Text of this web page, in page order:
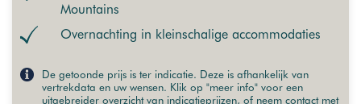
Mountains
Overnachting in kleinschalige accommodaties
De getoonde prijs is ter indicatie. Deze is afhankelijk van
vertrekdata en uw wensen. Klik op "meer info" voor een
uitgebreider overzicht van indicatieprijzen, of neem contact met